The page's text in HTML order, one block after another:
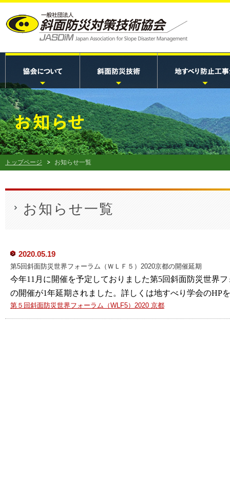
トップページ お知らせ一覧
お知らせ一覧
2020.05.19
第5回斜面防災世界フォーラム（ＷＬＦ５）2020京都の開催延期
今年11月に開催を予定しておりました第5回斜面防災世界
の開催が1年延期されました。詳しくは地すべり学会のHP
第５回斜面防災世界フォーラム（WLF5）2020 京都